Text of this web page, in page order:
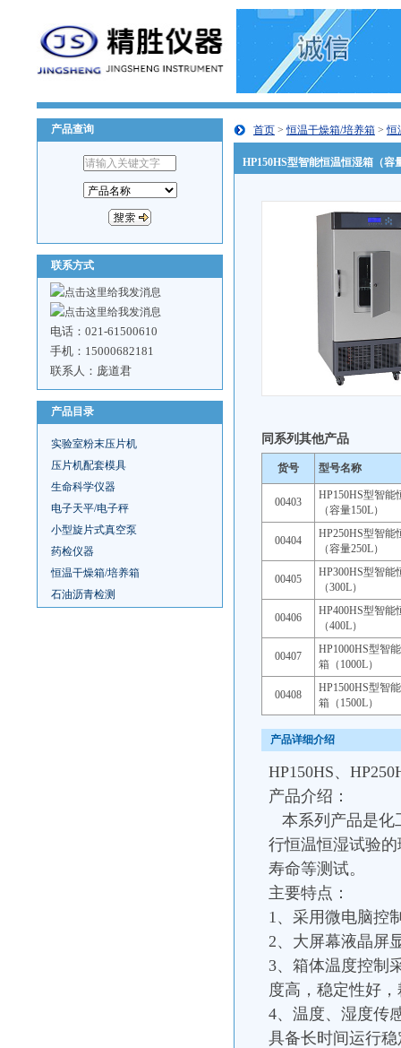
产品查询
联系方式
电话：021-61500610
手机：15000682181
联系人：庞道君
产品目录
实验室粉末压片机
压片机配套模具
生命科学仪器
电子天平/电子秤
小型旋片式真空泵
药检仪器
恒温干燥箱/培养箱
石油沥青检测
首页 >恒温干燥箱/培养箱 >恒
HP150HS型智能恒温恒湿箱（容
同系列其他产品
货号 型号名称
00403
HP150HS型智能
（容量150L）
00404
HP250HS型智能
（容量250L）
00405
HP300HS型智能
（300L）
00406
HP400HS型智能
（400L）
00407
HP1000HS型智
箱（1000L）
00408
HP1500HS型智
箱（1500L）
产品详细介绍
HP150HS、
产品介绍：
本系列产品是化
行恒温恒湿试验
寿命等测试。
主要特点：
1、采用微电脑控
2、大屏幕液晶屏
3、箱体温度控制
度高，稳定性好
4、温度、湿度传
具备长时间运行